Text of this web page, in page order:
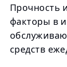
Прочность
факторы в
средств